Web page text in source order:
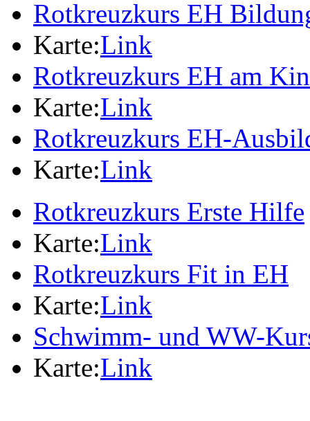
Rotkreuzkurs EH
Karte:Link
Rotkreuzkurs EH am
Karte:Link
Rotkreuzkurs EH-
Karte:Link
Rotkreuzkurs Erste Hilfe
Karte:Link
Rotkreuzkurs Fit in EH
Karte:Link
Schwimm- und WW-
Karte:Link